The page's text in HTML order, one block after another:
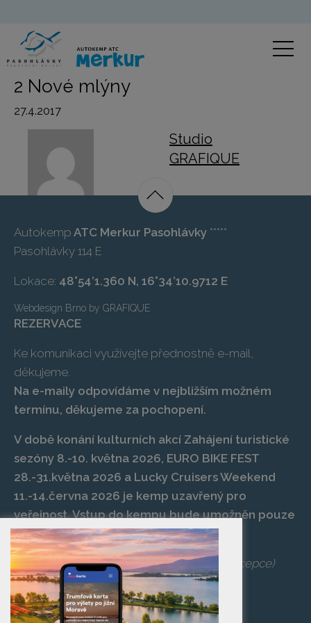
2 Nové mlýny
27.4.2017
Studio
GRAFIQUE
Autokemp ATC Merkur Pasohlávky *****
Pasohlávky 114 E
Lokace: 48°54’1.360 N, 16°34’10.9712 E
Webdesign Brno by GRAFIQUE
REZERVACE
Ke komunikaci využívejte přednostně e-mail,
děkujeme.
Na e-maily odpovídáme v nejbližším možném
termínu, děkujeme za pochopení.
V době konání kulturních akcí Zahájení turistické
sezóny 8.-10. května 2026, EURO BIKE FEST
28.-31.května 2026 a Lucky Cruisers Weekend
11.-14.června 2026 je kemp uzavřený pro
veřejnost. Vstup do kempu bude umožněn pouze
po zaplacení vstupenky na danou akci.
Telefon:+420 519 427 714,539 029 266
(recepce)
E-mail:camp@pasohlavky.cz